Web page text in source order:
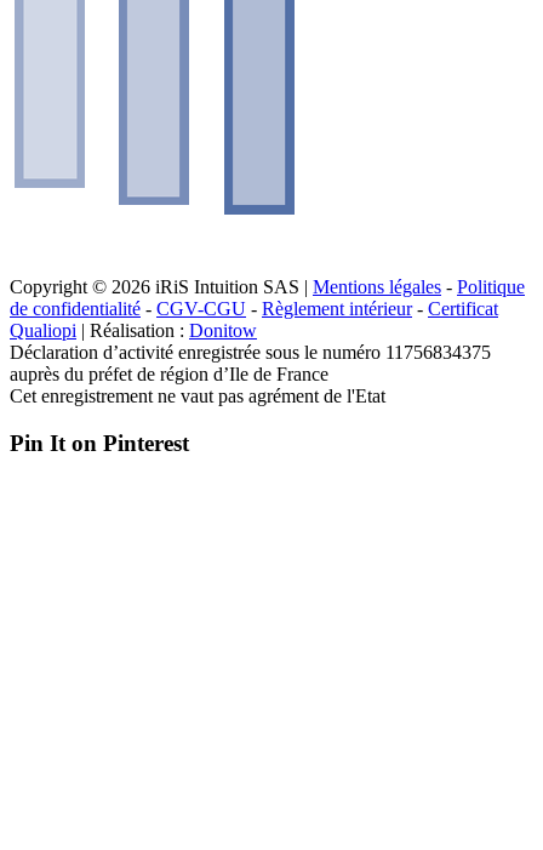
Copyright © 2026 iRiS Intuition SAS | Mentions légales - Politique
de confidentialité - CGV-CGU - Règlement intérieur- Certificat
Qualiopi | Réalisation : Donitow
Déclaration d’activité enregistrée sous le numéro 11756834375
auprès du préfet de région d’Ile de France
Cet enregistrement ne vaut pas agrément de l'Etat
Pin It on Pinterest